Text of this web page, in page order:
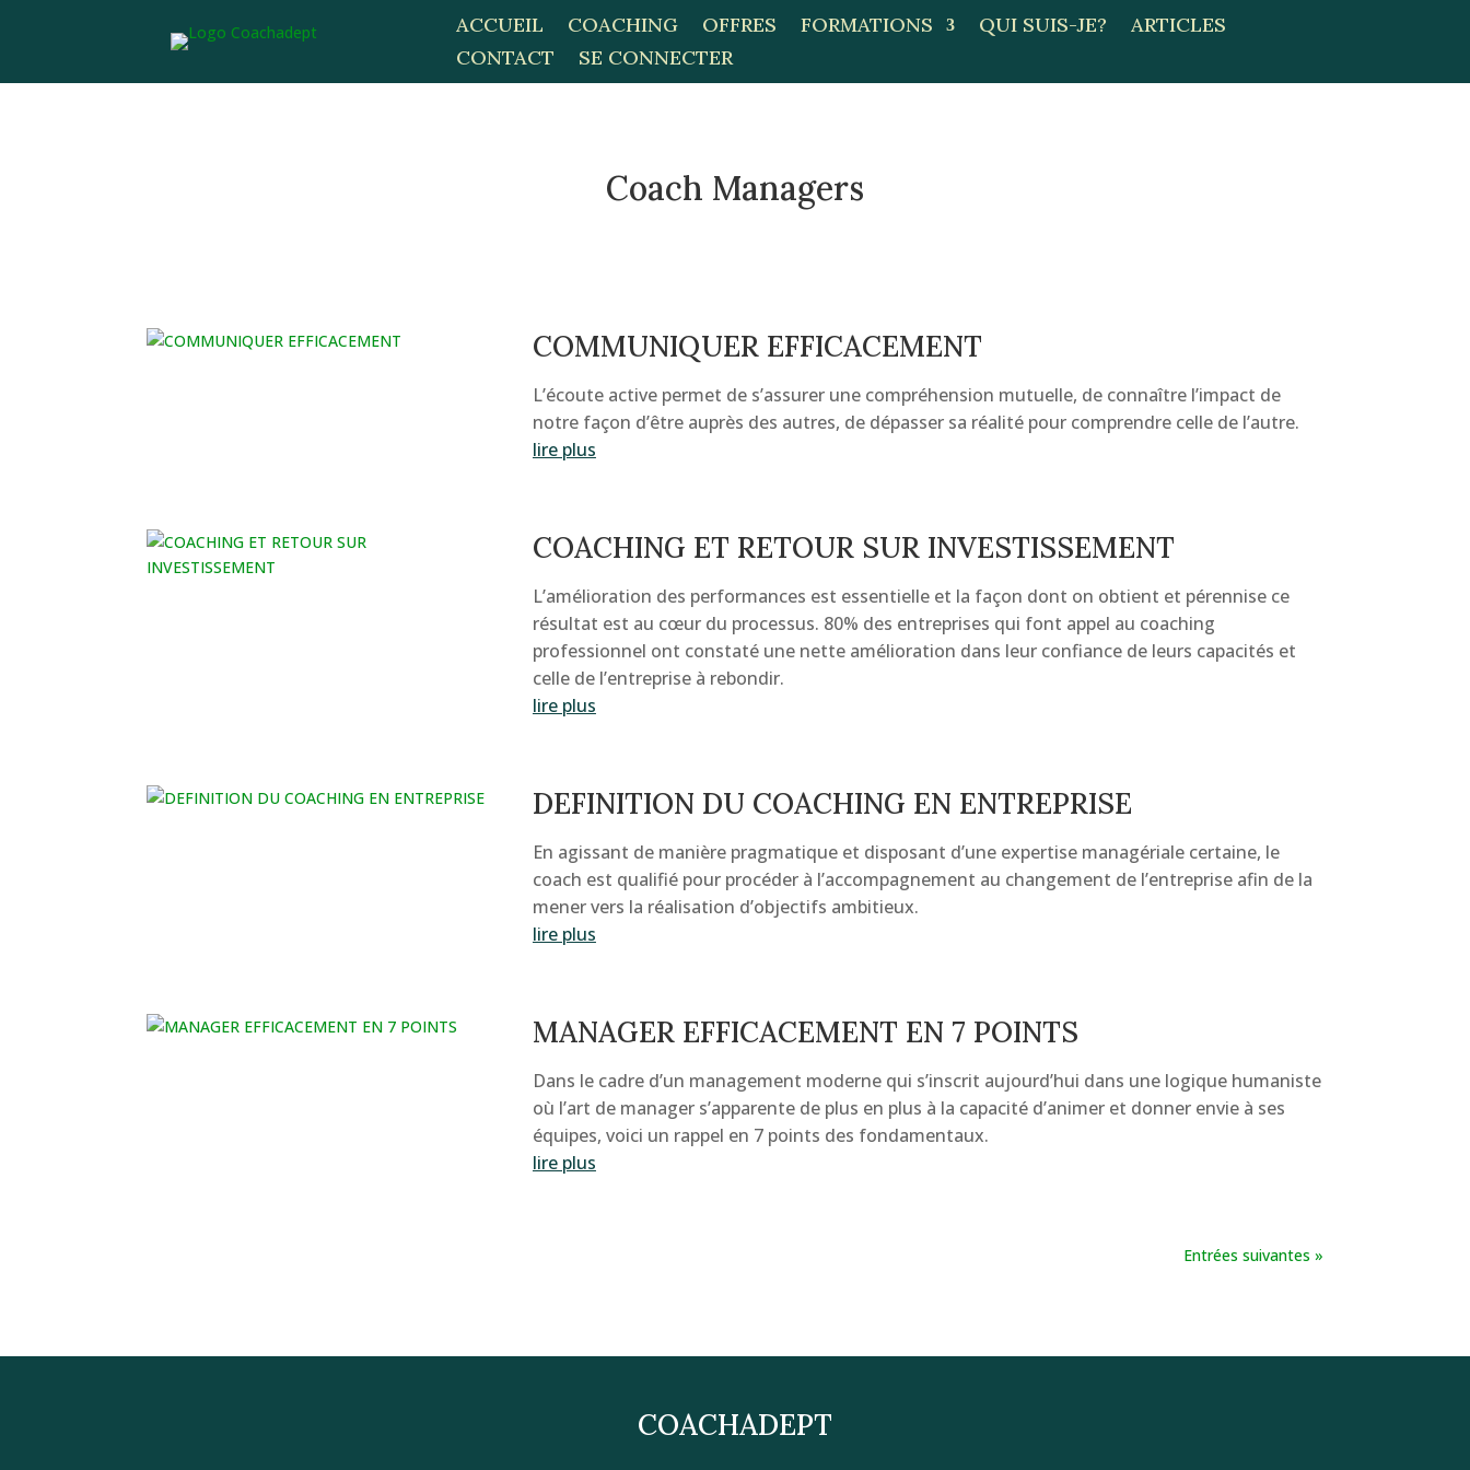
ACCUEIL COACHING OFFRES FORMATIONS QUI SUIS-JE?
ARTICLES
CONTACT
SE CONNECTER
Coach Managers
COMMUNIQUER EFFICACEMENT
L’écoute active permet de s’assurer une compréhension mutuelle, de connaître l’impact de
notre façon d’être auprès des autres, de dépasser sa réalité pour comprendre celle de l’autre.
lire plus
COACHING ET RETOUR SUR INVESTISSEMENT
L’amélioration des performances est essentielle et la façon dont on obtient et pérennise ce
résultat est au cœur du processus. 80% des entreprises qui font appel au coaching
professionnel ont constaté une nette amélioration dans leur confiance de leurs capacités et
celle de l’entreprise à rebondir.
lire plus
DEFINITION DU COACHING EN ENTREPRISE
En agissant de manière pragmatique et disposant d’une expertise managériale certaine, le
coach est qualifié pour procéder à l’accompagnement au changement de l’entreprise afin de la
mener vers la réalisation d’objectifs ambitieux.
lire plus
MANAGER EFFICACEMENT EN 7 POINTS
Dans le cadre d’un management moderne qui s’inscrit aujourd’hui dans une logique humaniste
où l’art de manager s’apparente de plus en plus à la capacité d’animer et donner envie à ses
équipes, voici un rappel en 7 points des fondamentaux.
lire plus
Entrées suivantes »
COACHADEPT